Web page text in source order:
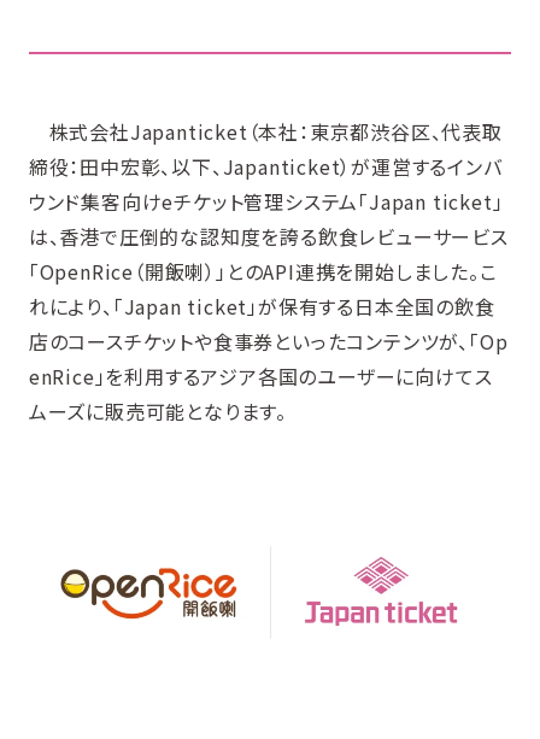
株式会社Japanticket（本社：東京都渋谷区、代表取
締役：田中宏彰、以下、Japanticket）が運営するインバ
ウンド集客向けeチケット管理システム「Japan ticket」
は、香港で圧倒的な認知度を誇る飲食レビューサービス
「OpenRice（開飯喇）」とのAPI連携を開始しました。こ
れにより、「Japan ticket」が保有する日本全国の飲食
店のコースチケットや食事券といったコンテンツが、「Op
enRice」を利用するアジア各国のユーザーに向けてス
ムーズに販売可能となります。